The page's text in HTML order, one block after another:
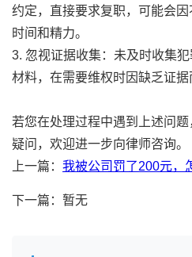
约定，直接要求复职，可能会
时间和精力。
3. 忽视证据收集：未及时收集
材料，在需要维权时因缺乏证据
若您在处理过程中遇到上述问
疑问，欢迎进一步向律师咨询。
上一篇： 我被公司罚了200元，
下一篇：暂无